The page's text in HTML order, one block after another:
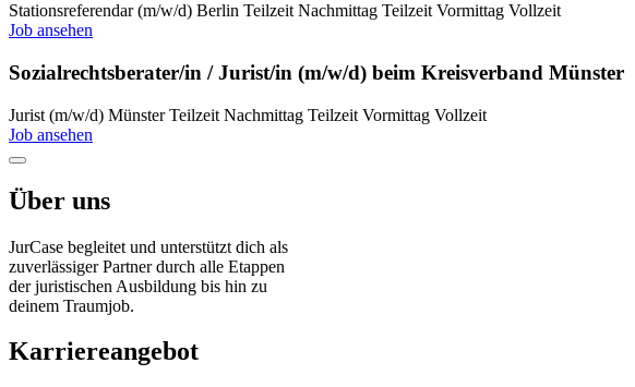
Stationsreferendar (m/w/d) Berlin Teilzeit Nachmittag Teilzeit Vormittag Vollzeit
Job ansehen
Sozialrechtsberater/in / Jurist/in (m/w/d) beim Kreisverband Münster
Jurist (m/w/d) Münster Teilzeit Nachmittag Teilzeit Vormittag Vollzeit
Job ansehen
Über uns
JurCase begleitet und unterstützt dich als
zuverlässiger Partner durch alle Etappen
der juristischen Ausbildung bis hin zu
deinem Traumjob.
Karriereangebot